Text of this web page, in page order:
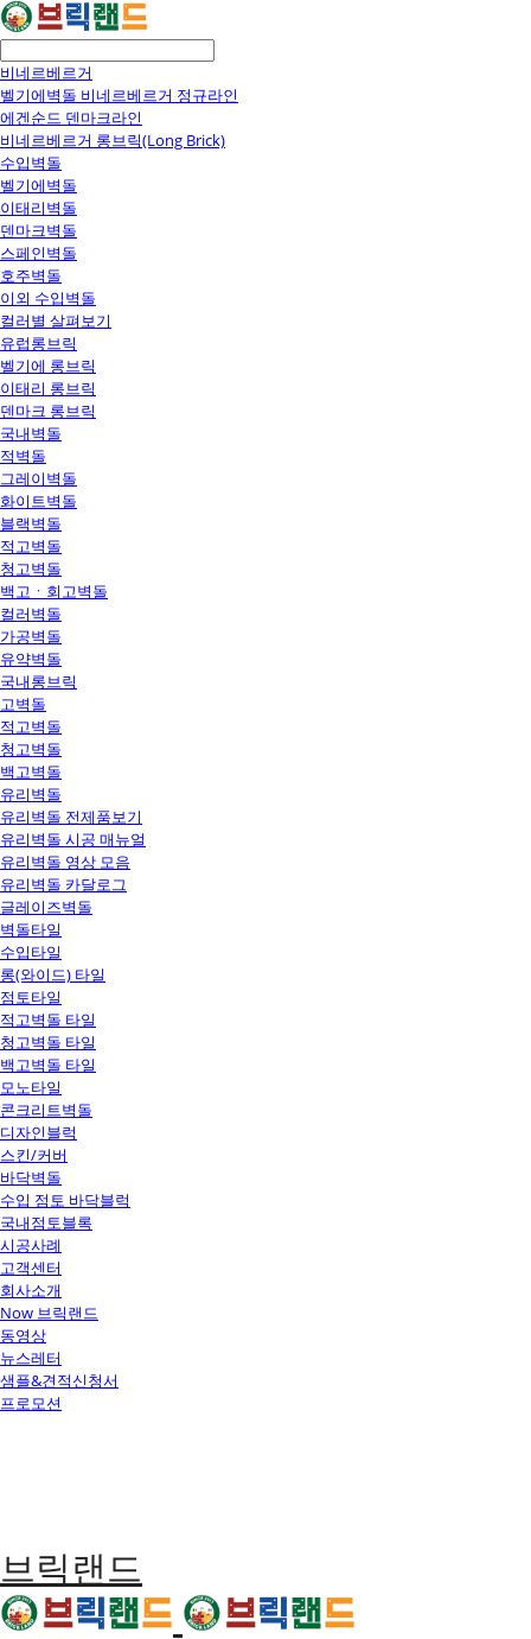
비네르베르거
벨기에벽돌 비네르베르거 정규라인
에겐순드 덴마크라인
비네르베르거 롱브릭(Long Brick)
수입벽돌
벨기에벽돌
이태리벽돌
덴마크벽돌
스페인벽돌
호주벽돌
이외 수입벽돌
컬러별 살펴보기
유럽롱브릭
벨기에 롱브릭
이태리 롱브릭
덴마크 롱브릭
국내벽돌
적벽돌
그레이벽돌
화이트벽돌
블랙벽돌
적고벽돌
청고벽돌
백고ㆍ회고벽돌
컬러벽돌
가공벽돌
유약벽돌
국내롱브릭
고벽돌
적고벽돌
청고벽돌
백고벽돌
유리벽돌
유리벽돌 전제품보기
유리벽돌 시공 매뉴얼
유리벽돌 영상 모음
유리벽돌 카달로그
글레이즈벽돌
벽돌타일
수입타일
롱(와이드) 타일
점토타일
적고벽돌 타일
청고벽돌 타일
백고벽돌 타일
모노타일
콘크리트벽돌
디자인블럭
스킨/커버
바닥벽돌
수입 점토 바닥블럭
국내점토블록
시공사례
고객센터
회사소개
Now 브릭랜드
동영상
뉴스레터
샘플&견적신청서
프로모션
브릭랜드